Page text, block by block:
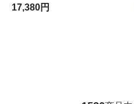
17,380円